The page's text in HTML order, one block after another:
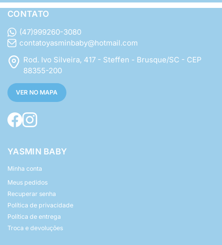
CONTATO
(47)999260-3080
contatoyasminbaby@hotmail.com
Rod. Ivo Silveira, 417 - Steffen - Brusque/SC - CEP
88355-200
VER NO MAPA
YASMIN BABY
Minha conta
Meus pedidos
Recuperar senha
Política de privacidade
Política de entrega
Troca e devoluções